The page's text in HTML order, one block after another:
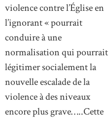
violence contre l’Église en
l’ignorant « pourrait
conduire à une
normalisation qui pourrait
légitimer socialement la
nouvelle escalade de la
violence à des niveaux
encore plus grave…..Cette